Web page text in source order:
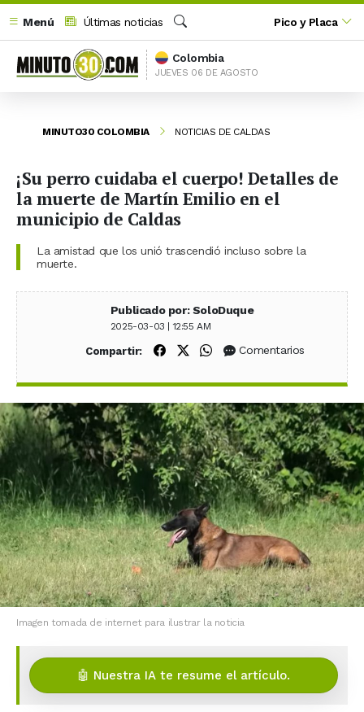
Menú
Últimas noticias
Buscar
Pico y Placa
Colombia
JUEVES 06 DE AGOSTO
MINUTO30 COLOMBIA NOTICIAS DE CALDAS
¡Su perro cuidaba el cuerpo! Detalles de
la muerte de Martín Emilio en el
municipio de Caldas
La amistad que los unió trascendió incluso sobre la
muerte.
Publicado por: SoloDuque
2025-03-03 | 12:55 AM
Compartir: Compartir en Facebook
Compartir en X (Twitter)
Compartir en WhatsApp
Comentarios
Imagen tomada de internet para ilustrar la noticia
🤖 Nuestra IA te resume el artículo.